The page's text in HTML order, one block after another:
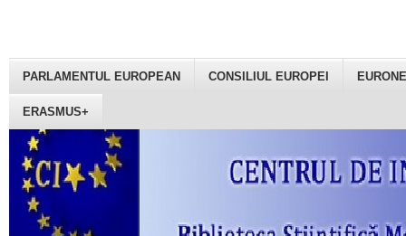
PARLAMENTUL EUROPEAN CONSILIUL EUROPEI
ERASMUS+